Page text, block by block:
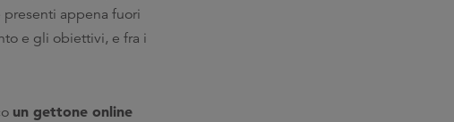
appena fuori
e gli obiettivi, e fra i
un gettone online